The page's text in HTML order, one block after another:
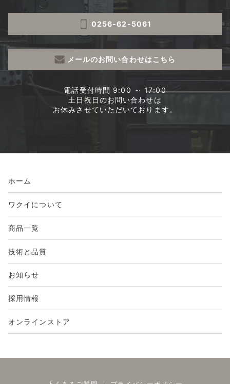
0256-62-5061
メールのお問い合わせはこちら
電話受付時間 9:00 ～ 17:00
土日祝日のお問い合わせは
お休みさせていただいております。
ホーム
ワクイについて
商品一覧
技術と品質
お知らせ
採用情報
オンラインストア